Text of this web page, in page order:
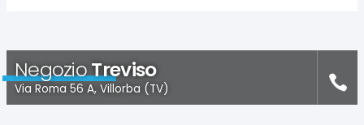
NegozioTreviso
Via Roma 56 A, Villorba (TV)